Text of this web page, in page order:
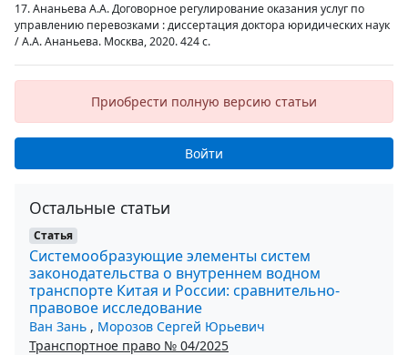
17. Ананьева А.А. Договорное регулирование оказания услуг по
управлению перевозками : диссертация доктора юридических наук
/ А.А. Ананьева. Москва, 2020. 424 с.
Приобрести полную версию статьи
Войти
Остальные статьи
Статья
Системообразующие элементы систем
законодательства о внутреннем водном
транспорте Китая и России: сравнительно-
правовое исследование
Ван Зань , Морозов Сергей Юрьевич
Транспортное право № 04/2025